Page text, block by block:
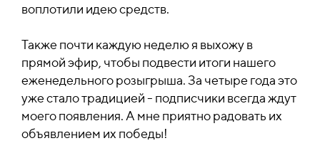
воплотили идею средств.
Также почти каждую неделю я выхожу в
прямой эфир, чтобы подвести итоги нашего
еженедельного розыгрыша. За четыре года это
уже стало традицией - подписчики всегда ждут
моего появления. А мне приятно радовать их
объявлением их победы!